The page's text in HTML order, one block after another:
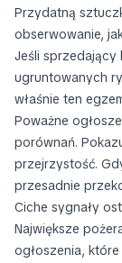
Przydatną
obserwowanie,
Jeśli
ugruntowanych
właśnie ten
Poważne
porównań.
przejrzystość.
przesadnie
Ciche sygnały
Największe
ogłoszenia,